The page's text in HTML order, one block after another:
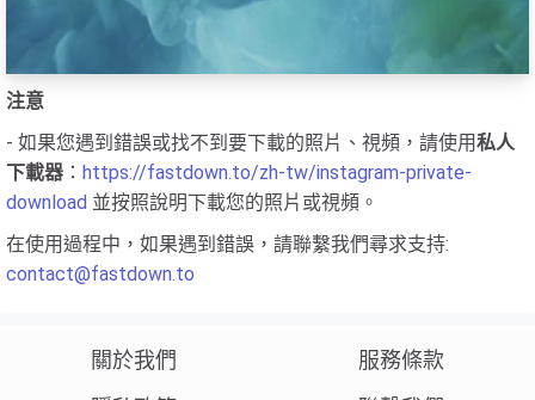
注意
- 如果您遇到錯誤或找不到要下載的照片、視頻，請使用私人
下載器 ： https://fastdown.to/zh-tw/instagram-private-
download 並按照說明下載您的照片或視頻。
在使用過程中，如果遇到錯誤，請聯繫我們尋求支持:
contact@fastdown.to
關於我們
服務條款